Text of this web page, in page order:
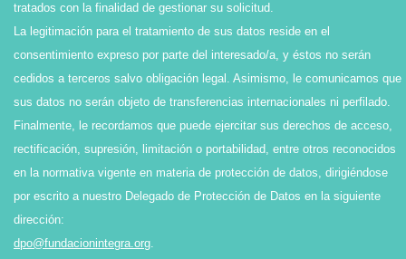
tratados con la finalidad de gestionar su solicitud.
La legitimación para el tratamiento de sus datos reside en el
consentimiento expreso por parte del interesado/a, y éstos no serán
cedidos a terceros salvo obligación legal. Asimismo, le comunicamos que
sus datos no serán objeto de transferencias internacionales ni perfilado.
Finalmente, le recordamos que puede ejercitar sus derechos de acceso,
rectificación, supresión, limitación o portabilidad, entre otros reconocidos
en la normativa vigente en materia de protección de datos, dirigiéndose
por escrito a nuestro Delegado de Protección de Datos en la siguiente
dirección:
dpo@fundacionintegra.org.